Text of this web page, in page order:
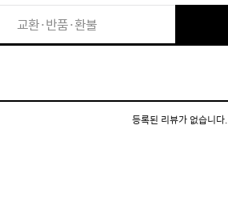
교환·반품·환불
등록된 리뷰가 없습니다.